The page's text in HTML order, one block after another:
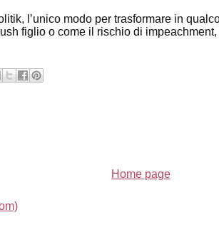
l’unico modo per trasformare in
figlio o come il rischio di
Home page